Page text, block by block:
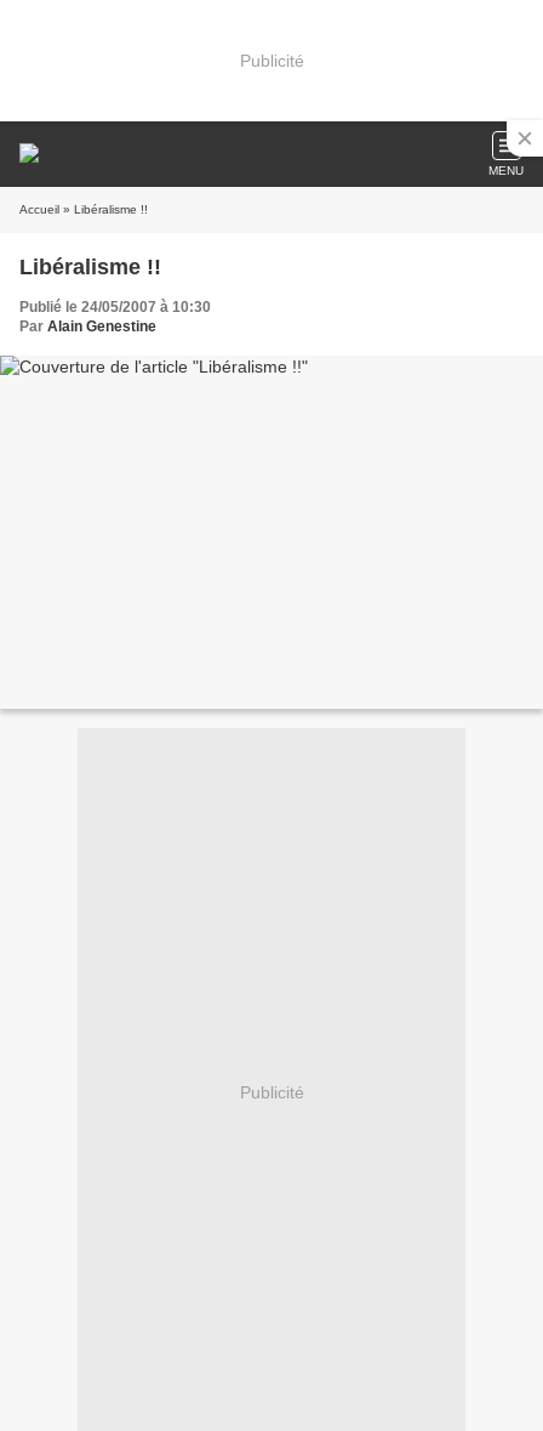
Publicité
MENU
Accueil » Libéralisme !!
Libéralisme !!
Publié le 24/05/2007 à 10:30
Par Alain Genestine
Publicité